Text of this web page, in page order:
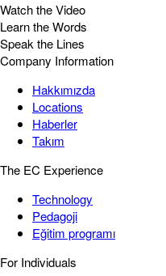
Watch the Video
Learn the Words
Speak the Lines
Company Information
Hakkımızda
Locations
Haberler
Takım
The EC Experience
Technology
Pedagoji
Eğitim programı
For Individuals